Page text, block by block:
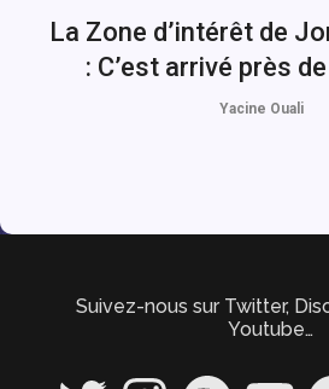
La Zone d’intérêt de
: C’est arrivé près
Yacine Ouali
Suivez-nous sur Twitter,
Youtube…
Twitter InstagramSpotify YouTube